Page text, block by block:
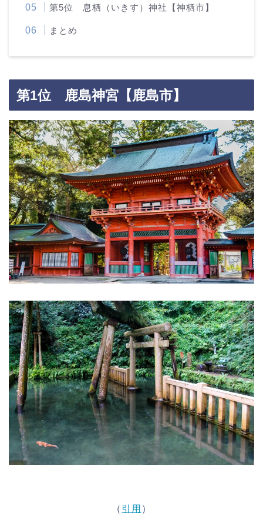
第5位 息栖（いきす）神社【神栖市】
まとめ
第1位 鹿島神宮【鹿島市】
（ 引用 ）